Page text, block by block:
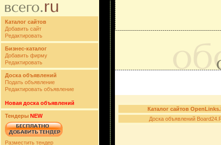
Каталог сайтов
Добавить сайт
Редактировать
Бизнес-каталог
Добавить фирму
Редактировать
Доска объявлений
Подать объявление
Редактировать объявление
Новая доска объявлений
Тендеры NEW
Разместить тендер
Каталог сайтов
Доска объявлений